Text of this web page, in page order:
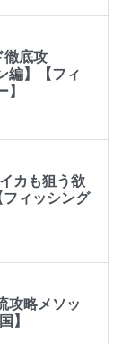
徹底攻
】【フィ
カも狙う欲
ィッシング
攻略メソッ
】